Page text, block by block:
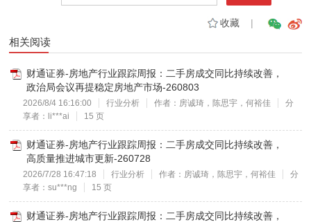
收藏|
相关阅读
财通证券-房地产行业跟踪周报：二手房成交同比持续改善，
政治局会议再提稳定房地产市场-260803
2026/8/4 16:16:00 行业分析 作者：房诚琦，陈思宇，何裕佳
分
享者：li***ai
15 页
财通证券-房地产行业跟踪周报：二手房成交同比持续改善，
高质量推进城市更新-260728
2026/7/28 16:47:18 行业分析 作者：房诚琦，陈思宇，何裕佳
分
享者：su***ng
15 页
财通证券-房地产行业跟踪周报：二手房成交同比持续改善，